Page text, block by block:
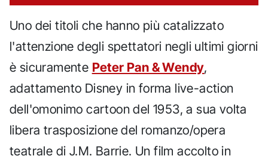
Uno dei titoli che hanno più catalizzato
l'attenzione degli spettatori negli ultimi giorni
è sicuramente Peter Pan & Wendy,
adattamento Disney in forma live-action
dell'omonimo cartoon del 1953, a sua volta
libera trasposizione del romanzo/opera
teatrale di J.M. Barrie. Un film accolto in